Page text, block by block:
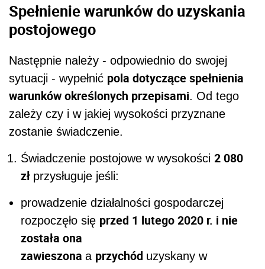
Spełnienie warunków do uzyskania
postojowego
Następnie należy - odpowiednio do swojej
sytuacji - wypełnić pola dotyczące spełnienia
warunków określonych przepisami. Od tego
zależy czy i w jakiej wysokości przyznane
zostanie świadczenie.
Świadczenie postojowe w wysokości 2 080
zł przysługuje jeśli:
prowadzenie działalności gospodarczej
rozpoczęło się przed 1 lutego 2020 r. i nie
została ona
zawieszona a przychód uzyskany w